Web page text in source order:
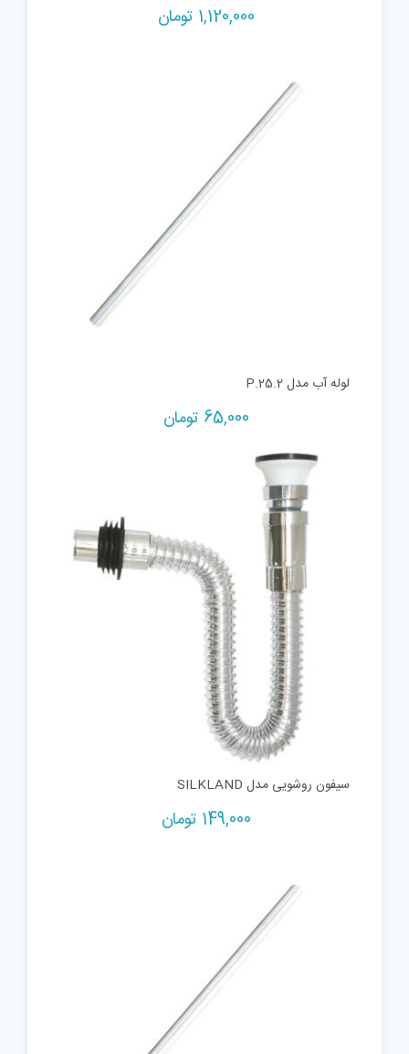
1,120,000 تومان
لوله آب مدل P.25.2
65,000 تومان
سیفون روشویی مدل SILKLAND
149,000 تومان